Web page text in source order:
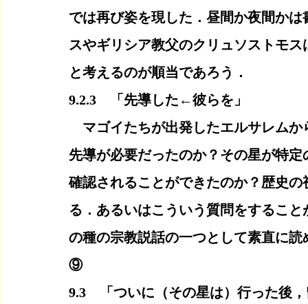
では再び姿を現した．昼間か夜間か
スやギリシア教父のクリュソストモ
と考えるのが順当であろう．
9.2.3　「先導した←彼らを」
マゴイたちが出発したエルサレムか
先導が必要だったのか？その星が特
確認されることができたのか？歴史
る．あるいはこういう質問をするこ
の種の宗教説話の一つとして素直に読
⑨
9.3　「ついに（その星は）行った後